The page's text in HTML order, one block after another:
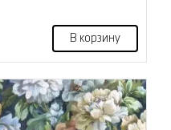
В корзину